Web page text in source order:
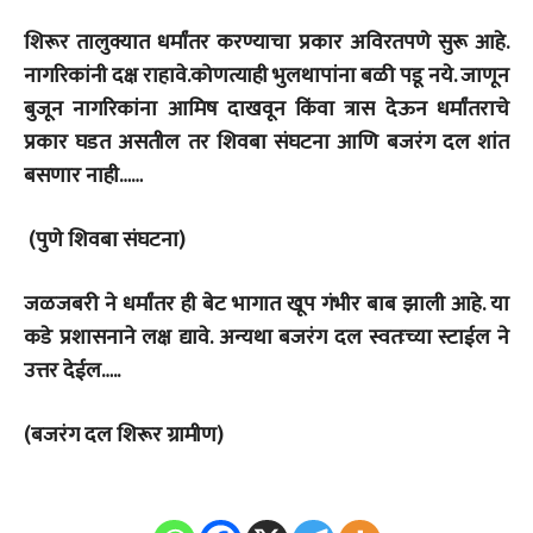
शिरूर तालुक्यात धर्मांतर करण्याचा प्रकार अविरतपणे सुरू आहे.
नागरिकांनी दक्ष राहावे.कोणत्याही भुलथापांना बळी पडू नये. जाणून
बुजून नागरिकांना आमिष दाखवून किंवा त्रास देऊन धर्मांतराचे
प्रकार घडत असतील तर शिवबा संघटना आणि बजरंग दल शांत
बसणार नाही……
(पुणे शिवबा संघटना)
जळजबरी ने धर्मांतर ही बेट भागात खूप गंभीर बाब झाली आहे. या
कडे प्रशासनाने लक्ष द्यावे. अन्यथा बजरंग दल स्वतःच्या स्टाईल ने
उत्तर देईल…..
(बजरंग दल शिरूर ग्रामीण)